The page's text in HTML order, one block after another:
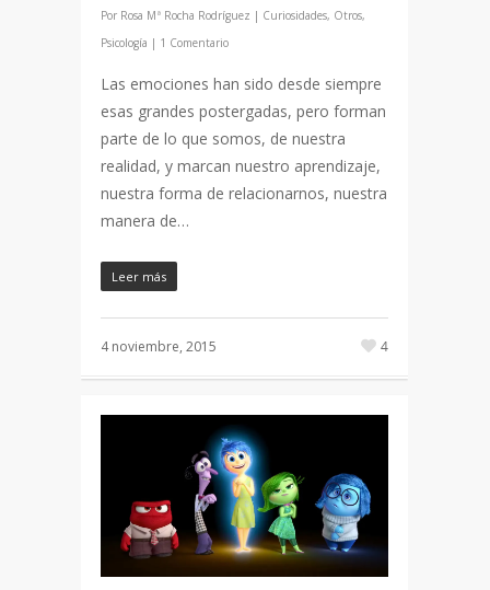
Por Rosa Mª Rocha Rodríguez | Curiosidades, Otros,
Psicología | 1 Comentario
Las emociones han sido desde siempre
esas grandes postergadas, pero forman
parte de lo que somos, de nuestra
realidad, y marcan nuestro aprendizaje,
nuestra forma de relacionarnos, nuestra
manera de…
Leer más
4 noviembre, 2015 4